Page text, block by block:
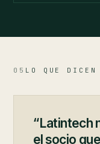
05 LO QUE DICEN
“Latintech
el socio